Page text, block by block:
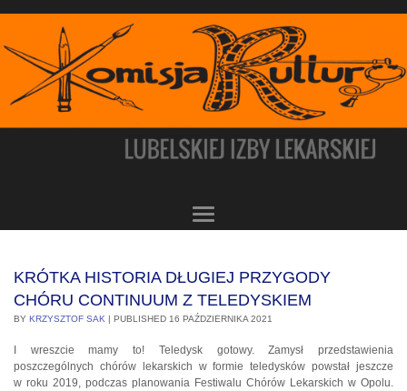
KRÓTKA HISTORIA DŁUGIEJ PRZYGODY
CHÓRU CONTINUUM Z TELEDYSKIEM
BY KRZYSZTOF SAK | PUBLISHED 16 PAŹDZIERNIKA 2021
I wreszcie mamy to! Teledysk gotowy. Zamysł przedstawienia
poszczególnych chórów lekarskich w formie teledysków powstał jeszcze
w roku 2019, podczas planowania Festiwalu Chórów Lekarskich w Opolu.